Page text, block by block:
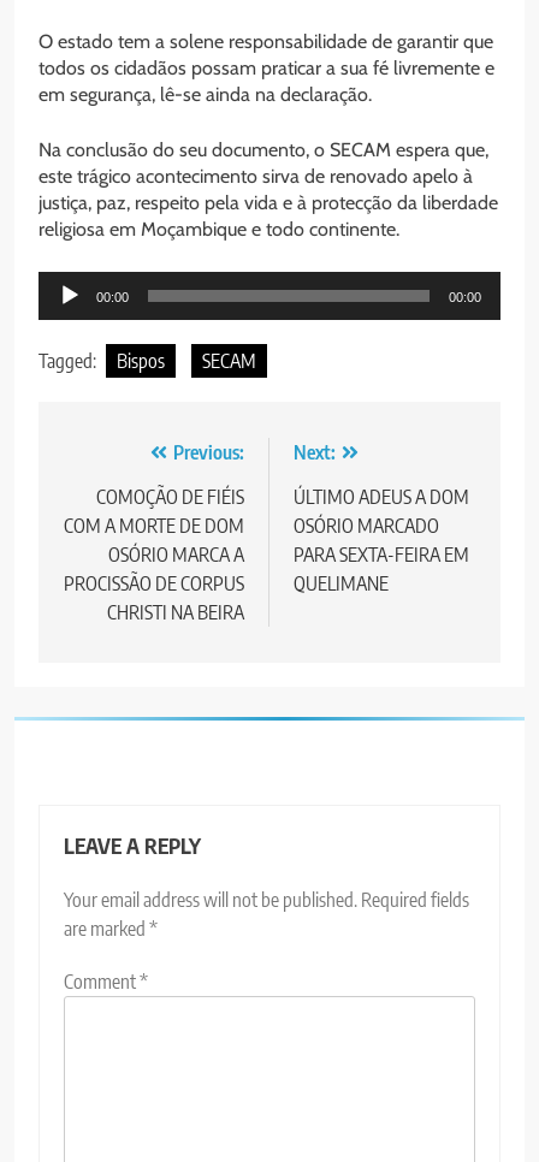
O estado tem a solene responsabilidade de garantir que
todos os cidadãos possam praticar a sua fé livremente e
em segurança, lê-se ainda na declaração.
Na conclusão do seu documento, o SECAM espera que,
este trágico acontecimento sirva de renovado apelo à
justiça, paz, respeito pela vida e à protecção da liberdade
religiosa em Moçambique e todo continente.
Audio
Player
00:00 00:00
Tagged: Bispos SECAM
navigation
Previous:
COMOÇÃO DE FIÉIS
COM A MORTE DE DOM
OSÓRIO MARCA A
PROCISSÃO DE CORPUS
CHRISTI NA BEIRA
Next:
ÚLTIMO ADEUS A DOM
OSÓRIO MARCADO
PARA SEXTA-FEIRA EM
QUELIMANE
LEAVE A REPLY
Your email address will not be published. Required fields
are marked *
Comment*